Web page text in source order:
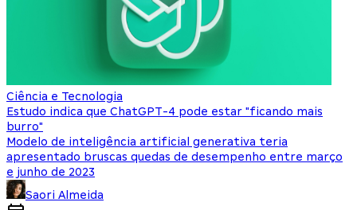
Ciência e Tecnologia
Estudo indica que ChatGPT-4 pode estar "ficando mais
burro"
Modelo de inteligência artificial generativa teria
apresentado bruscas quedas de desempenho entre março
e junho de 2023
Saori Almeida